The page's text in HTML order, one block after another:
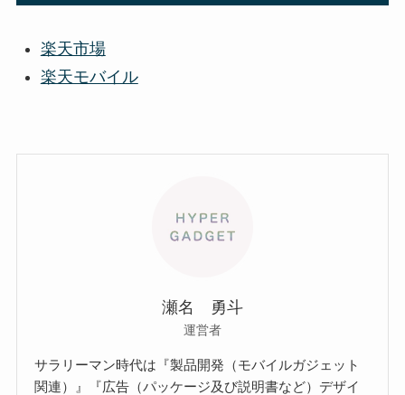
楽天市場
楽天モバイル
瀬名 勇斗
運営者
サラリーマン時代は『製品開発（モバイルガジェット
関連）』『広告（パッケージ及び説明書など）デザイ